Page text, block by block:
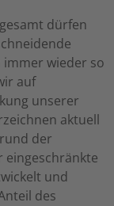
dürfen
wieder so
auf
unserer
aktuell
der
eingeschränkte
und
des